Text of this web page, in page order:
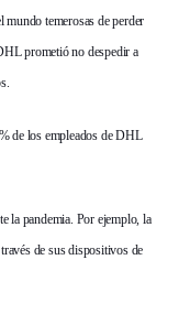
mundo temerosas de perder
prometió no despedir a
de los empleados de DHL
la pandemia. Por ejemplo, la
de sus dispositivos de